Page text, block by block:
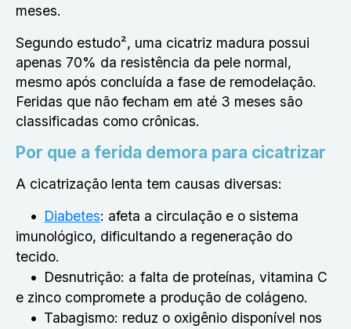
meses.
Segundo estudo², uma cicatriz madura possui
apenas 70% da resistência da pele normal,
mesmo após concluída a fase de remodelação.
Feridas que não fecham em até 3 meses são
classificadas como crônicas.
Por que a ferida demora para cicatrizar
A cicatrização lenta tem causas diversas:
Diabetes: afeta a circulação e o sistema
imunológico, dificultando a regeneração do
tecido.
Desnutrição: a falta de proteínas, vitamina C
e zinco compromete a produção de colágeno.
Tabagismo: reduz o oxigênio disponível nos